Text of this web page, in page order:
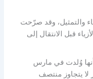
والتمثيل، وقد صرّحت
قبل الانتقال إلى
وُلدت في مارس
لا يتجاوز منتصف